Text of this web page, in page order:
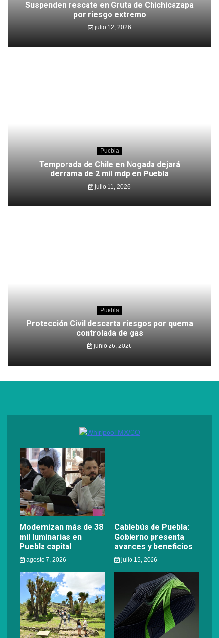
Suspenden rescate en Gruta de Chichicazapa
por riesgo extremo
julio 12, 2026
Puebla
Temporada de Chile en Nogada dejará
derrama de 2 mil mdp en Puebla
julio 11, 2026
Puebla
Protección Civil descarta riesgos por quema
controlada de gas
junio 26, 2026
Modernizan más de 38
mil luminarias en
Puebla capital
agosto 7, 2026
Cablebús de Puebla:
Gobierno presenta
avances y beneficios
julio 15, 2026